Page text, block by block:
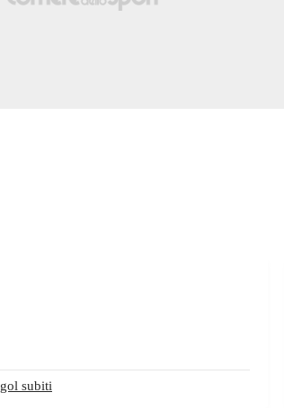
gol subiti